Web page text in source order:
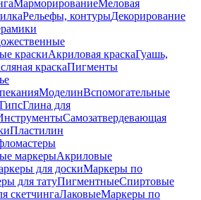
МарморированиеМеловая
Рельефы, контурыДекорирование
краскиАкриловая краскаГуашь,
краскаПигменты
МоделинВспомогательные
ГипсГлина для
Самозатвердевающая
Пластилин
маркерыАкриловые
для доскиМаркеры по
для татуПигментныеCпиртовые
скетчингаЛаковыеМаркеры по